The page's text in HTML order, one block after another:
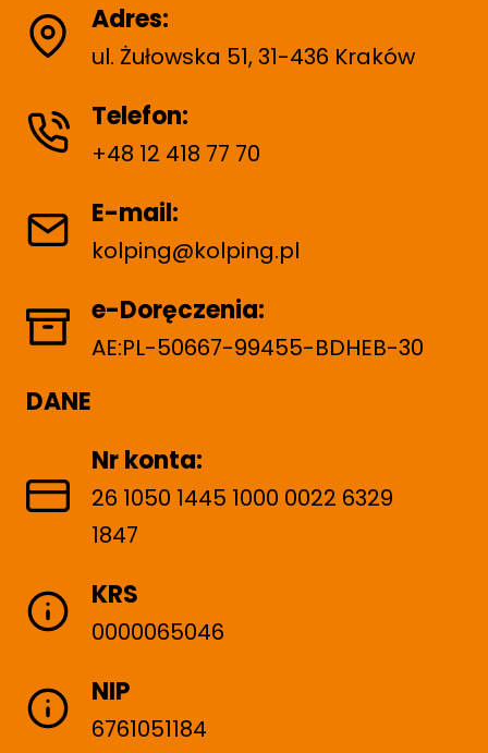
Adres:
ul. Żułowska 51, 31-436 Kraków
Telefon:
+48 12 418 77 70
E-mail:
kolping@kolping.pl
e-Doręczenia:
AE:PL-50667-99455-BDHEB-30
DANE
Nr konta:
26 1050 1445 1000 0022 6329
1847
KRS
0000065046
NIP
6761051184